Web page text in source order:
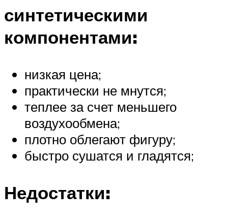
синтетическими
компонентами:
низкая цена;
практически не мнутся;
теплее за счет меньшего
воздухообмена;
плотно облегают фигуру;
быстро сушатся и гладятся;
Недостатки: